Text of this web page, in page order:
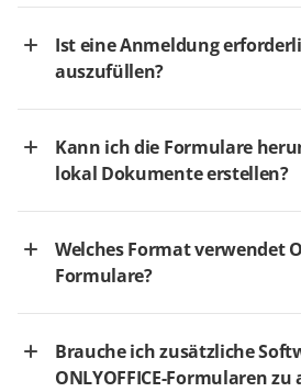
Ist eine Anmeldung
auszufüllen?
Kann ich die Formulare
lokal Dokumente erstellen?
Welches Format verwendet
Formulare?
Brauche ich zusätzliche
ONLYOFFICE-Formularen zu